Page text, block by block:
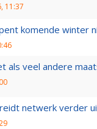
11:37
komende winter
als veel andere
netwerk verder